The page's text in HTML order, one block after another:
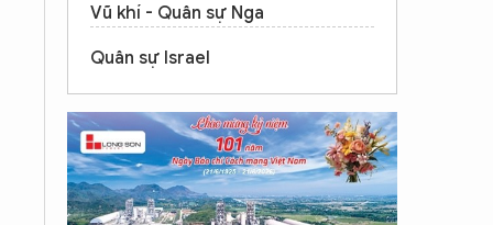
Vũ khí - Quân sự Nga
Quân sự Israel